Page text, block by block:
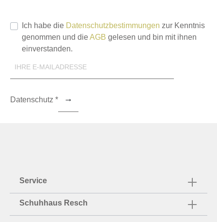
Datenschutz *
Ich habe die Datenschutzbestimmungen zur Kenntnis
genommen und dieAGB gelesen und bin mit ihnen
einverstanden.
Service
Schuhhaus Resch